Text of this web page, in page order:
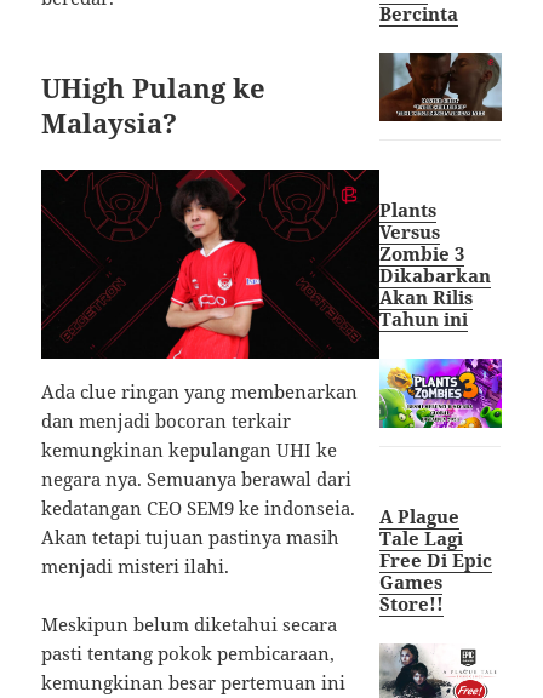
UHigh Pulang ke
Malaysia?
Ada clue ringan yang membenarkan
dan menjadi bocoran terkair
kemungkinan kepulangan UHI ke
negara nya. Semuanya berawal dari
kedatangan CEO SEM9 ke indonseia.
Akan tetapi tujuan pastinya masih
menjadi misteri ilahi.
Meskipun belum diketahui secara
pasti tentang pokok pembicaraan,
kemungkinan besar pertemuan ini
Bercinta
Plants
Versus
Zombie 3
Dikabarkan
Akan Rilis
Tahun ini
A Plague
Tale Lagi
Free Di Epic
Games
Store!!